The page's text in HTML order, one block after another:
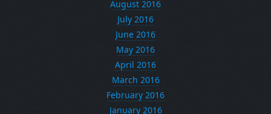
August 2016
July 2016
June 2016
May 2016
April 2016
March 2016
February 2016
January 2016